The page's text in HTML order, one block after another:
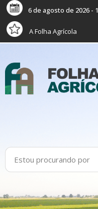
6 de agosto de 2026 -
A Folha Agrícola